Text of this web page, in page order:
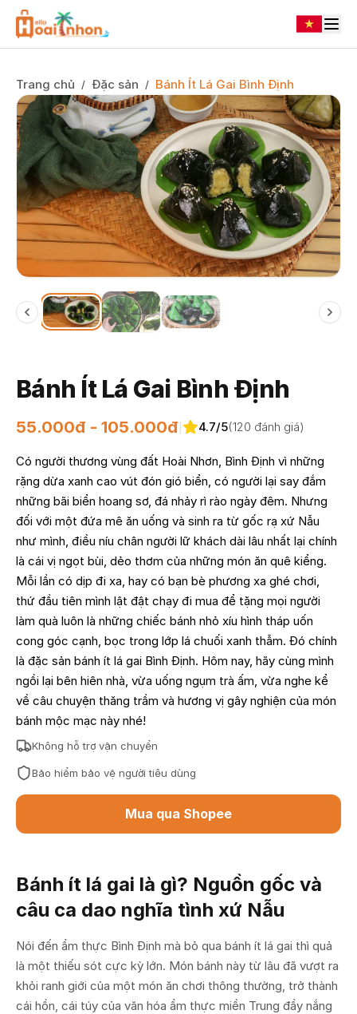
Trang chủ / Đặc sản / Bánh Ít Lá Gai Bình Định
Bánh Ít Lá Gai Bình Định
55.000đ - 105.000đ 4.7/5(120 đánh giá)
Có người thương vùng đất Hoài Nhơn, Bình Định vì những
rặng dừa xanh cao vút đón gió biển, có người lại say đắm
những bãi biển hoang sơ, đá nhảy rì rào ngày đêm. Nhưng
đối với một đứa mê ăn uống và sinh ra từ gốc rạ xứ Nẫu
như mình, điều níu chân người lữ khách dài lâu nhất lại chính
là cái vị ngọt bùi, dẻo thơm của những món ăn quê kiểng.
Mỗi lần có dịp đi xa, hay có bạn bè phương xa ghé chơi,
thứ đầu tiên mình lật đật chạy đi mua để tặng mọi người
làm quà luôn là những chiếc bánh nhỏ xíu hình tháp uốn
cong góc cạnh, bọc trong lớp lá chuối xanh thẫm. Đó chính
là đặc sản bánh ít lá gai Bình Định. Hôm nay, hãy cùng mình
ngồi lại bên hiên nhà, vừa uống ngụm trà ấm, vừa nghe kể
về câu chuyện thăng trầm và hương vị gây nghiện của món
bánh mộc mạc này nhé!
Không hỗ trợ vận chuyển
Bảo hiểm bảo vệ người tiêu dùng
Mua qua Shopee
Bánh ít lá gai là gì? Nguồn gốc và
câu ca dao nghĩa tình xứ Nẫu
Nói đến ẩm thực Bình Định mà bỏ qua bánh ít lá gai thì quả
là một thiếu sót cực kỳ lớn. Món bánh này từ lâu đã vượt ra
khỏi ranh giới của một món ăn chơi thông thường, trở thành
cái hồn, cái túy của văn hóa ẩm thực miền Trung đầy nắng